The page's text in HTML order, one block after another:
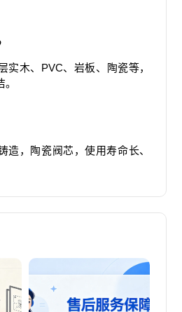
实木、PVC、岩板、陶瓷等，
造，陶瓷阀芯，使用寿命长、